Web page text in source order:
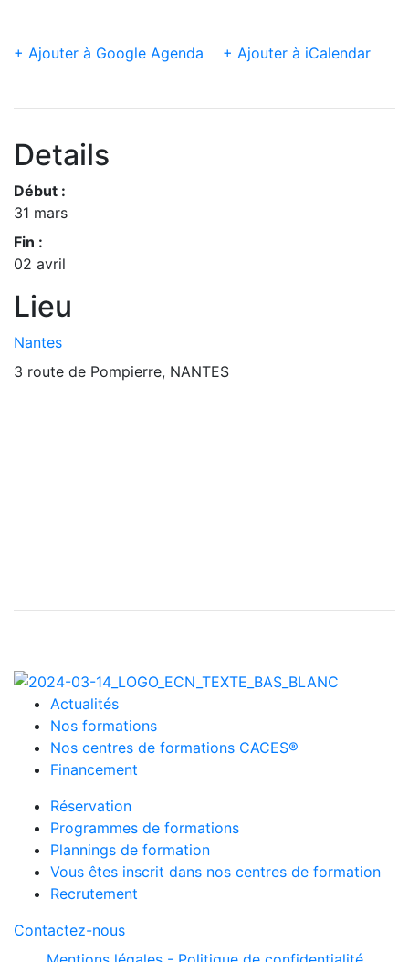
+ Ajouter à Google Agenda + Ajouter à iCalendar
Details
Début :
31 mars
Fin :
02 avril
Lieu
Nantes
3 route de Pompierre, NANTES
Actualités
Nos formations
Nos centres de formations CACES®
Financement
Réservation
Programmes de formations
Plannings de formation
Vous êtes inscrit dans nos centres de formation
Recrutement
Contactez-nous